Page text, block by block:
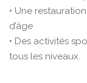
• Une
d’âge
• Des activités
tous les niveaux.